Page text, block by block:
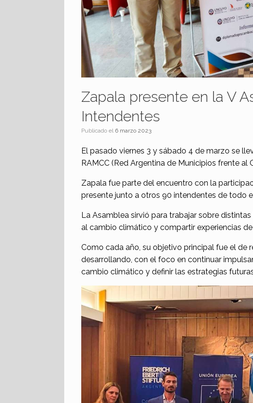
Zapala presente en la V
Intendentes
Publicado el 6 marzo 2023
El pasado viernes 3 y sábado 4 de marzo se
RAMCC (Red Argentina de Municipios frente
Zapala fue parte del encuentro con la
presente junto a otros 90 intendentes de todo
La Asamblea sirvió para trabajar sobre
al cambio climático y compartir experiencias
Como cada año, su objetivo principal fue el de
desarrollando, con el foco en continuar
cambio climático y definir las estrategias